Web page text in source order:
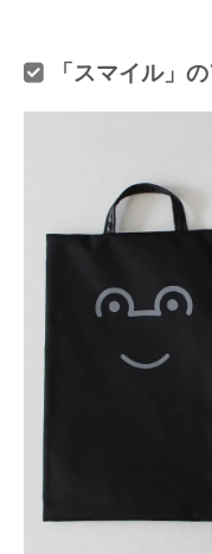
「スマイル」